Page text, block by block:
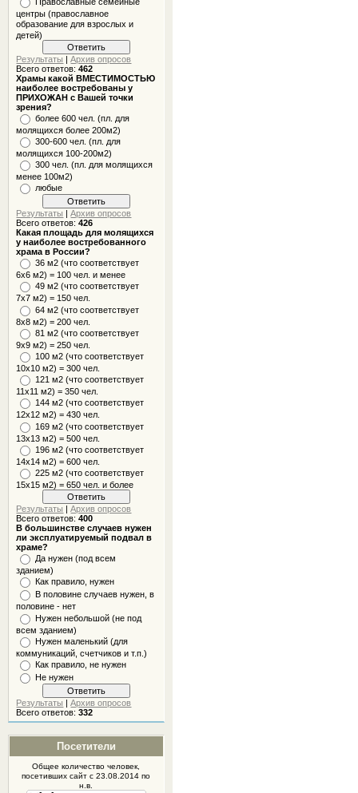
центры (православное
образование для взрослых и
детей)
Результаты |Архив опросов
Всего ответов:462
Храмы какой ВМЕСТИМОСТЬЮ
наиболее востребованы у
ПРИХОЖАН с Вашей точки
зрения?
более 600 чел. (пл. для
молящихся более 200м2)
300-600 чел. (пл. для
молящихся 100-200м2)
300 чел. (пл. для молящихся
менее 100м2)
любые
Результаты |Архив опросов
Всего ответов:426
Какая площадь для молящихся
у наиболее востребованного
храма в России?
36 м2 (что соответствует
6x6 м2) = 100 чел. и менее
49 м2 (что соответствует
7x7 м2) = 150 чел.
64 м2 (что соответствует
8x8 м2) = 200 чел.
81 м2 (что соответствует
9х9 м2) = 250 чел.
100 м2 (что соответствует
10x10 м2) = 300 чел.
121 м2 (что соответствует
11х11 м2) = 350 чел.
144 м2 (что соответствует
12х12 м2) = 430 чел.
169 м2 (что соответствует
13х13 м2) = 500 чел.
196 м2 (что соответствует
14х14 м2) = 600 чел.
225 м2 (что соответствует
15х15 м2) = 650 чел. и более
Результаты |Архив опросов
Всего ответов:400
В большинстве случаев нужен
ли эксплуатируемый подвал в
храме?
Да нужен (под всем
зданием)
Как правило, нужен
В половине случаев нужен, в
половине - нет
Нужен небольшой (не под
всем зданием)
Нужен маленький (для
коммуникаций, счетчиков и т.п.)
Как правило, не нужен
Не нужен
Результаты |Архив опросов
Всего ответов:332
Посетители
Общее количество человек,
посетившихсайтс 23.08.2014 по
н.в.